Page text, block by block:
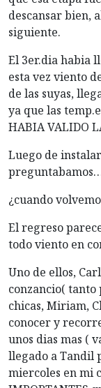
descansar bien,
siguiente.
El 3er.dia habia
esta vez viento
de las suyas,
ya que las
HABIA VALIDO
Luego de
¿cuando
El regreso
todo viento en
Uno de ellos,
conzancio( tanto
chicas, Miriam,
conocer y
unos dias mas (
llegado a Tandil
miercoles en mi